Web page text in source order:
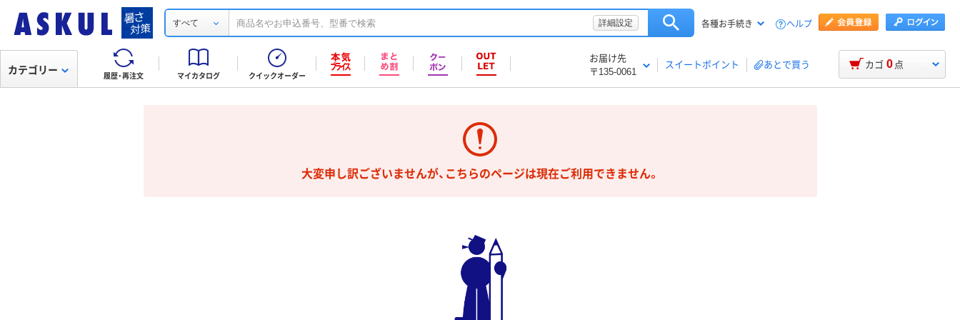
すべて 詳細設定 各種お手続き ヘルプ
履歴・再注文 マイカタログ クイックオーダー
お届け先
〒135-0061
スイートポイント あとで買う
カテゴリー カゴ 0 点
大変申し訳ございませんが、こちらのページは現在ご利用できません。